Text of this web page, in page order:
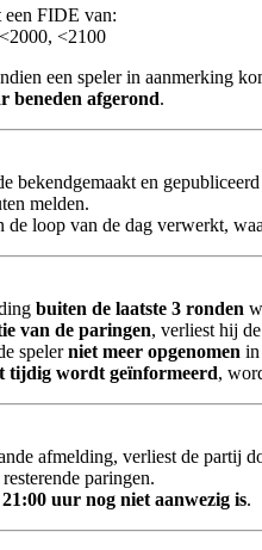
een FIDE van:
<2100
een speler in aanmerking
beneden afgerond.
bekendgemaakt en
melden.
loop van de dag verwerkt,
buiten de laatste 3 ronden
van de paringen, verliest hij
spelerniet meer opgenomen in
tijdig wordt geïnformeerd,
afmelding, verliest de partij
paringen.
uur nog niet aanwezig is.